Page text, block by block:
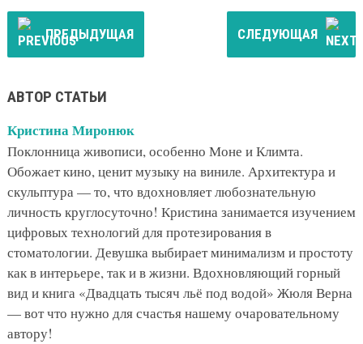
ПРЕДЫДУЩАЯ СЛЕДУЮЩАЯ
АВТОР СТАТЬИ
Кристина Миронюк
Поклонница живописи, особенно Моне и Климта.
Обожает кино, ценит музыку на виниле. Архитектура и
скульптура — то, что вдохновляет любознательную
личность круглосуточно! Кристина занимается изучением
цифровых технологий для протезирования в
стоматологии. Девушка выбирает минимализм и простоту
как в интерьере, так и в жизни. Вдохновляющий горный
вид и книга «Двадцать тысяч льё под водой» Жюля Верна
— вот что нужно для счастья нашему очаровательному
автору!